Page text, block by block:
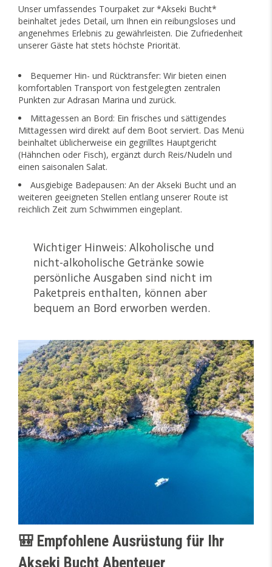
Unser umfassendes Tourpaket zur *Akseki Bucht*
beinhaltet jedes Detail, um Ihnen ein reibungsloses und
angenehmes Erlebnis zu gewährleisten. Die Zufriedenheit
unserer Gäste hat stets höchste Priorität.
Bequemer Hin- und Rücktransfer: Wir bieten einen
komfortablen Transport von festgelegten zentralen
Punkten zur Adrasan Marina und zurück.
Mittagessen an Bord: Ein frisches und sättigendes
Mittagessen wird direkt auf dem Boot serviert. Das Menü
beinhaltet üblicherweise ein gegrilltes Hauptgericht
(Hähnchen oder Fisch), ergänzt durch Reis/Nudeln und
einen saisonalen Salat.
Ausgiebige Badepausen: An der Akseki Bucht und an
weiteren geeigneten Stellen entlang unserer Route ist
reichlich Zeit zum Schwimmen eingeplant.
Wichtiger Hinweis: Alkoholische und
nicht-alkoholische Getränke sowie
persönliche Ausgaben sind nicht im
Paketpreis enthalten, können aber
bequem an Bord erworben werden.
🎒 Empfohlene Ausrüstung für Ihr
Akseki Bucht Abenteuer